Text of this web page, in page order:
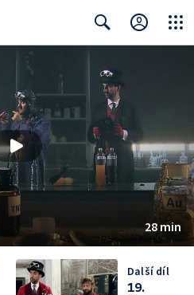
28 min
Další díl
19.